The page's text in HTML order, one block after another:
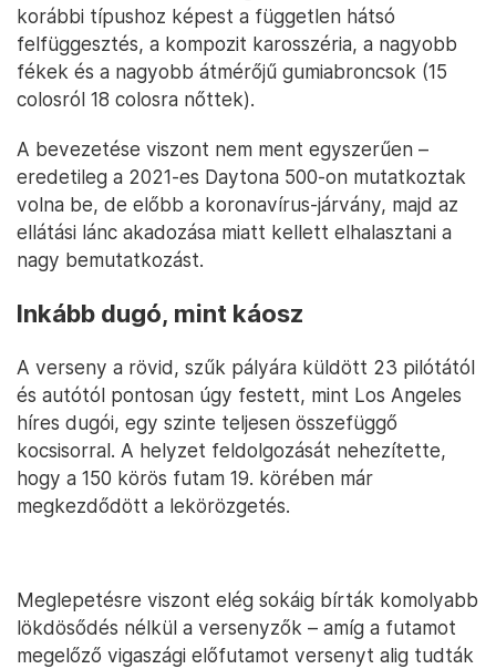
korábbi típushoz képest a független hátsó
felfüggesztés, a kompozit karosszéria, a nagyobb
fékek és a nagyobb átmérőjű gumiabroncsok (15
colosról 18 colosra nőttek).
A bevezetése viszont nem ment egyszerűen –
eredetileg a 2021-es Daytona 500-on mutatkoztak
volna be, de előbb a koronavírus-járvány, majd az
ellátási lánc akadozása miatt kellett elhalasztani a
nagy bemutatkozást.
Inkább dugó, mint káosz
A verseny a rövid, szűk pályára küldött 23 pilótától
és autótól pontosan úgy festett, mint Los Angeles
híres dugói, egy szinte teljesen összefüggő
kocsisorral. A helyzet feldolgozását nehezítette,
hogy a 150 körös futam 19. körében már
megkezdődött a lekörözgetés.
Meglepetésre viszont elég sokáig bírták komolyabb
lökdösődés nélkül a versenyzők – amíg a futamot
megelőző vigaszági előfutamot versenyt alig tudták